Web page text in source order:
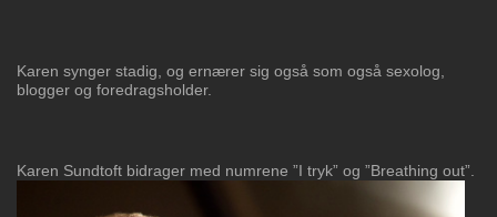
Karen synger stadig, og ernærer sig også som også sexolog,
blogger og foredragsholder.
Karen Sundtoft bidrager med numrene ”I tryk” og ”Breathing out”.